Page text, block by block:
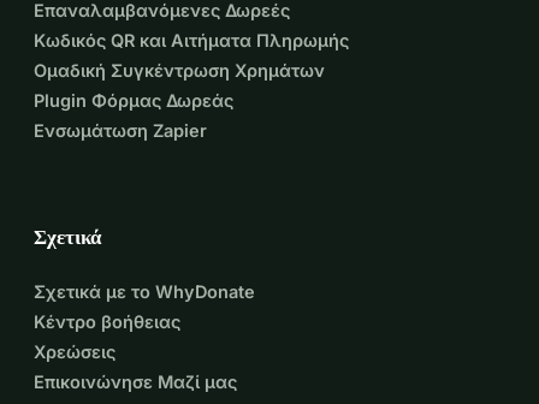
Επαναλαμβανόμενες Δωρεές
Κωδικός QR και Αιτήματα Πληρωμής
Ομαδική Συγκέντρωση Χρημάτων
Plugin Φόρμας Δωρεάς
Ενσωμάτωση Zapier
Σχετικά
Σχετικά με το WhyDonate
Κέντρο βοήθειας
Χρεώσεις
Επικοινώνησε Μαζί μας